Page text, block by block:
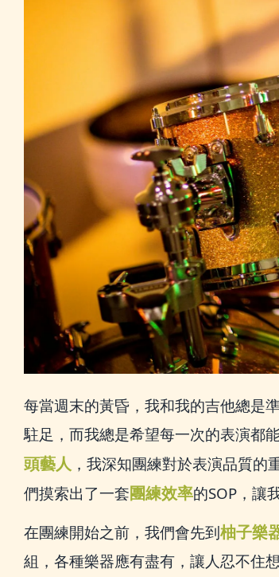
每當週末的黃昏，我和我的吉他總是
駐足，而我總是希望每一次的表演都
頭藝人 ，我深知團練對於表演品質
們摸索出了一套團練效率的SOP，讓
在團練開始之前，我們會先到柚子樂
組，各種樂器應有盡有，讓人忍不住